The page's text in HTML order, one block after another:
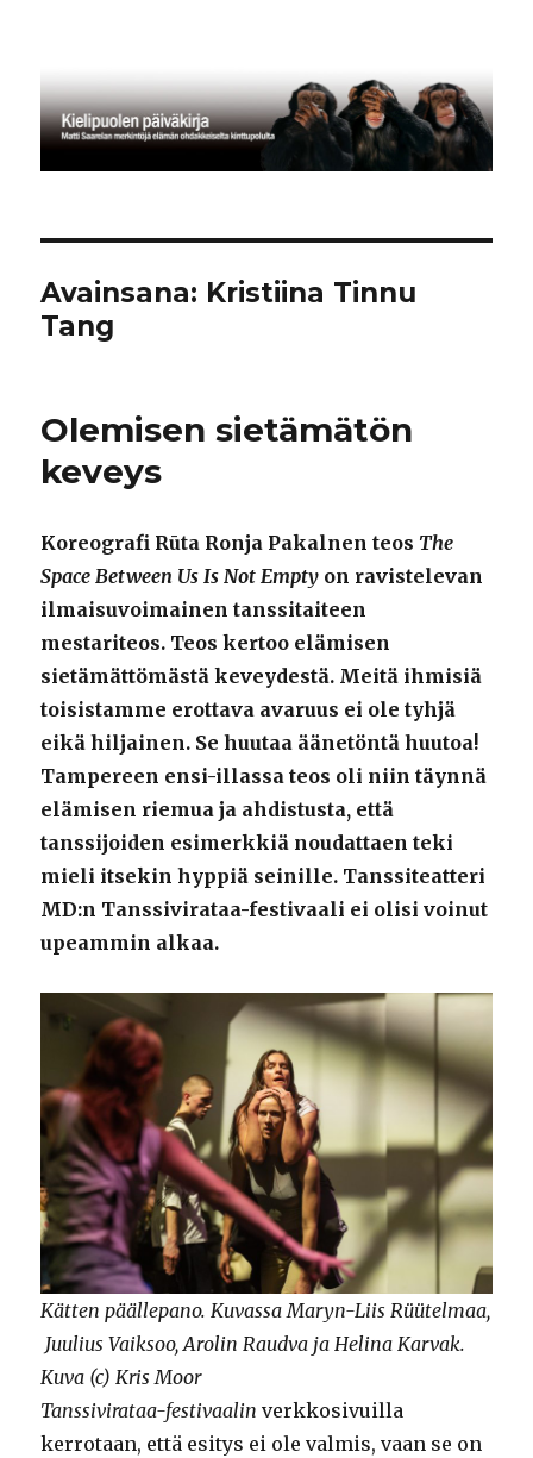
Avainsana: Kristiina Tinnu
Tang
Olemisen sietämätön
keveys
Koreografi Rūta Ronja Pakalnen teos The
Space Between Us Is Not Empty on ravistelevan
ilmaisuvoimainen tanssitaiteen
mestariteos. Teos kertoo elämisen
sietämättömästä keveydestä. Meitä ihmisiä
toisistamme erottava avaruus ei ole tyhjä
eikä hiljainen. Se huutaa äänetöntä huutoa!
Tampereen ensi-illassa teos oli niin täynnä
elämisen riemua ja ahdistusta, että
tanssijoiden esimerkkiä noudattaen teki
mieli itsekin hyppiä seinille. Tanssiteatteri
MD:n Tanssivirataa-festivaali ei olisi voinut
upeammin alkaa.
Kätten päällepano. Kuvassa Maryn-Liis Rüütelmaa,
Juulius Vaiksoo, Arolin Raudva ja Helina Karvak.
Kuva (c) Kris Moor
Tanssivirataa-festivaalin verkkosivuilla
kerrotaan, että esitys ei ole valmis, vaan se on